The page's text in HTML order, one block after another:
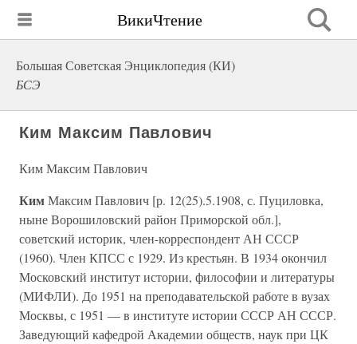
ВикиЧтение
Большая Советская Энциклопедия (КИ)
БСЭ
Ким Максим Павлович
Ким Максим Павлович
КимМаксим Павлович [р. 12(25).5.1908, с. Пуциловка,
ныне Ворошиловский район Приморской обл.],
советский историк, член-корреспондент АН СССР
(1960). Член КПСС с 1929. Из крестьян. В 1934 окончил
Московский институт истории, философии и литературы
(МИФЛИ). До 1951 на преподавательской работе в вузах
Москвы, с 1951 — в институте истории СССР АН СССР.
Заведующий кафедрой Академии обществ, наук при ЦК